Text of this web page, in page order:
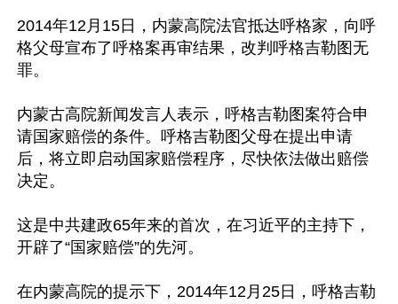
2014年12月15日，内蒙高院法官抵达呼格家，向呼
格父母宣布了呼格案再审结果，改判呼格吉勒图无
罪。
内蒙古高院新闻发言人表示，呼格吉勒图案符合申
请国家赔偿的条件。呼格吉勒图父母在提出申请
后，将立即启动国家赔偿程序，尽快依法做出赔偿
决定。
这是中共建政65年来的首次，在习近平的主持下，
开辟了“国家赔偿”的先河。
在内蒙高院的提示下，2014年12月25日，呼格吉勒